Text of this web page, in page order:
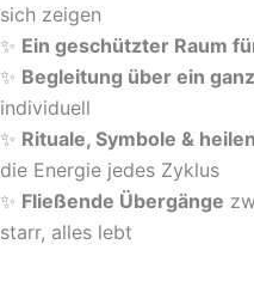
sich zeigen
✨ Ein geschützter Raum
✨ Begleitung über ein
individuell
✨ Rituale, Symbole &
die Energie jedes Zyklus
✨ Fließende Übergänge
starr, alles lebt